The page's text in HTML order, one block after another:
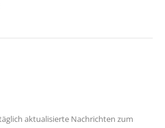
aktualisierte Nachrichten zum